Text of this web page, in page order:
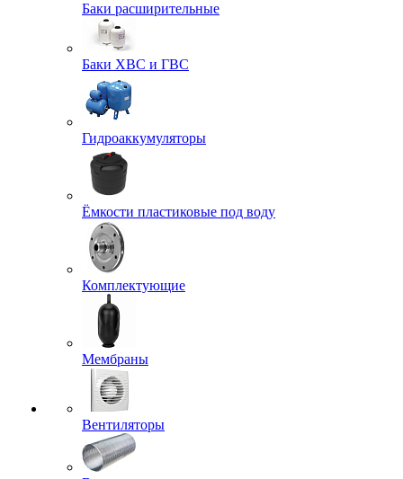
Баки расширительные
Баки ХВС и ГВС
Гидроаккумуляторы
Ёмкости пластиковые под воду
Комплектующие
Мембраны
Вентиляторы